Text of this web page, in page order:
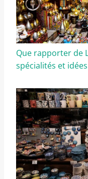
Que rapporter de
spécialités et